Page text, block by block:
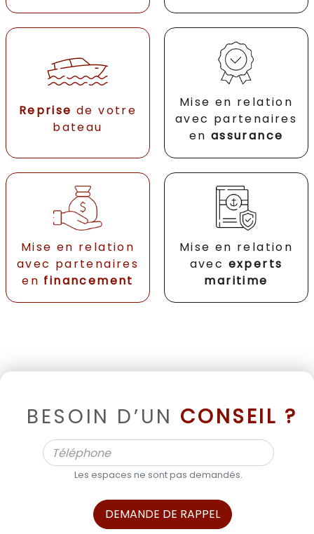
Reprise de votre
bateau
Mise en relation
avec partenaires
en assurance
Mise en relation
avec partenaires
en financement
Mise en relation
avec experts
maritime
BESOIN D’UN CONSEIL ?
Les espaces ne sont pas demandés.
DEMANDE DE RAPPEL